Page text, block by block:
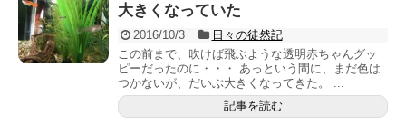
大きくなっていた
2016/10/3
日々の徒然記
この前まで、吹けば飛ぶような透明赤ちゃんグッ
ピーだったのに・・・ あっという間に、まだ色は
つかないが、だいぶ大きくなってきた。 ...
記事を読む